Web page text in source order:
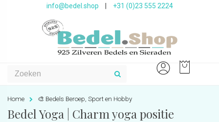
info@bedel.shop +31 (0)23 555 2224
Home 🎨 Bedels Beroep, Sport en Hobby
Bedel Yoga | Charm yoga positie